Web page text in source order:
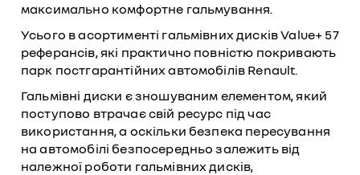
максимально комфортне гальмування.
Усього в асортименті гальмівних дисків Value+ 57
реферансів, які практично повністю покривають
парк постгарантійних автомобілів Renault.
Гальмівні диски є зношуваним елементом, який
поступово втрачає свій ресурс під час
використання, а оскільки безпека пересування
на автомобілі безпосередньо залежить від
належної роботи гальмівних дисків,